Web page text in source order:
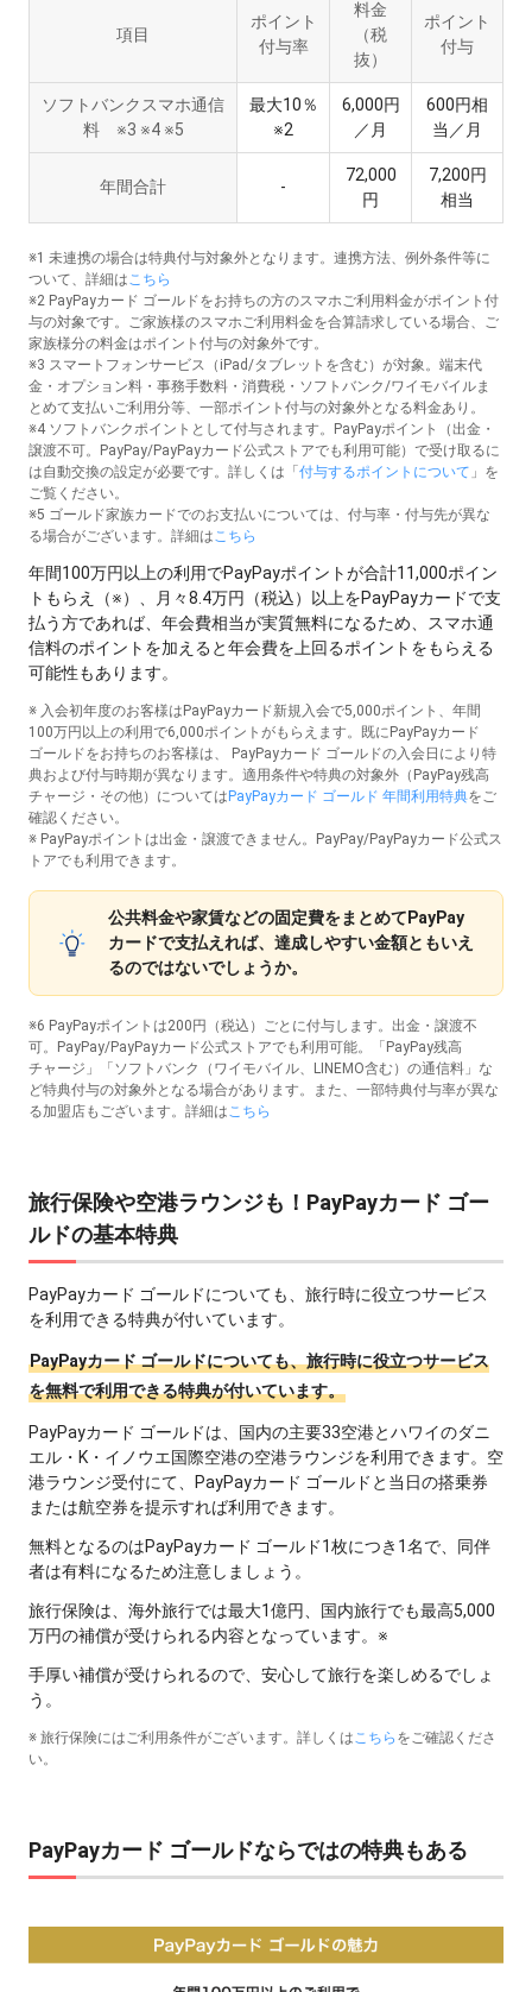
項目
ポイント
付与率
料金
（税
抜）
ポイント
付与
ソフトバンクスマホ通信
料 ※3 ※4 ※5
最大10％
※2
6,000円
／月
600円相
当／月
年間合計 -
72,000
円
7,200円
相当
※1 未連携の場合は特典付与対象外となります。連携方法、例外条件等に
ついて、詳細は こちら
※2 PayPayカード ゴールドをお持ちの方のスマホご利用料金がポイント付
与の対象です。ご家族様のスマホご利用料金を合算請求している場合、ご
家族様分の料金はポイント付与の対象外です。
※3 スマートフォンサービス（iPad/タブレットを含む）が対象。端末代
金・オプション料・事務手数料・消費税・ソフトバンク/ワイモバイルま
とめて支払いご利用分等、一部ポイント付与の対象外となる料金あり。
※4 ソフトバンクポイントとして付与されます。PayPayポイント（出金・
譲渡不可。PayPay/PayPayカード公式ストアでも利用可能）で受け取るに
は自動交換の設定が必要です。詳しくは「付与するポイントについて 」を
ご覧ください。
※5 ゴールド家族カードでのお支払いについては、付与率・付与先が異な
る場合がございます。詳細は こちら
年間100万円以上の利用でPayPayポイントが合計11,000ポイン
トもらえ（※）、月々8.4万円（税込）以上をPayPayカードで支
払う方であれば、年会費相当が実質無料になるため、スマホ通
信料のポイントを加えると年会費を上回るポイントをもらえる
可能性もあります。
※ 入会初年度のお客様はPayPayカード新規入会で5,000ポイント、年間
100万円以上の利用で6,000ポイントがもらえます。既にPayPayカード
ゴールドをお持ちのお客様は、 PayPayカード ゴールドの入会日により特
典および付与時期が異なります。適用条件や特典の対象外（PayPay残高
チャージ・その他）についてはPayPayカード ゴールド 年間利用特典をご
確認ください。
※ PayPayポイントは出金・譲渡できません。PayPay/PayPayカード公式ス
トアでも利用できます。
公共料金や家賃などの固定費をまとめてPayPay
カードで支払えれば、達成しやすい金額ともいえ
るのではないでしょうか。
※6 PayPayポイントは200円（税込）ごとに付与します。出金・譲渡不
可。PayPay/PayPayカード公式ストアでも利用可能。「PayPay残高
チャージ」「ソフトバンク（ワイモバイル、LINEMO含む）の通信料」な
ど特典付与の対象外となる場合があります。また、一部特典付与率が異な
る加盟店もございます。詳細は こちら
旅行保険や空港ラウンジも！PayPayカード ゴー
ルドの基本特典
PayPayカード ゴールドについても、旅行時に役立つサービス
を利用できる特典が付いています。
PayPayカード ゴールドについても、旅行時に役立つサービス
を無料で利用できる特典が付いています。
PayPayカード ゴールドは、国内の主要33空港とハワイのダニ
エル・K・イノウエ国際空港の空港ラウンジを利用できます。空
港ラウンジ受付にて、PayPayカード ゴールドと当日の搭乗券
または航空券を提示すれば利用できます。
無料となるのはPayPayカード ゴールド1枚につき1名で、同伴
者は有料になるため注意しましょう。
旅行保険は、海外旅行では最大1億円、国内旅行でも最高5,000
万円の補償が受けられる内容となっています。※
手厚い補償が受けられるので、安心して旅行を楽しめるでしょ
う。
※ 旅行保険にはご利用条件がございます。詳しくは こちら をご確認くださ
い。
PayPayカード ゴールドならではの特典もある